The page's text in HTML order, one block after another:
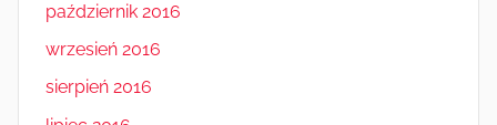
październik 2016
wrzesień 2016
sierpień 2016